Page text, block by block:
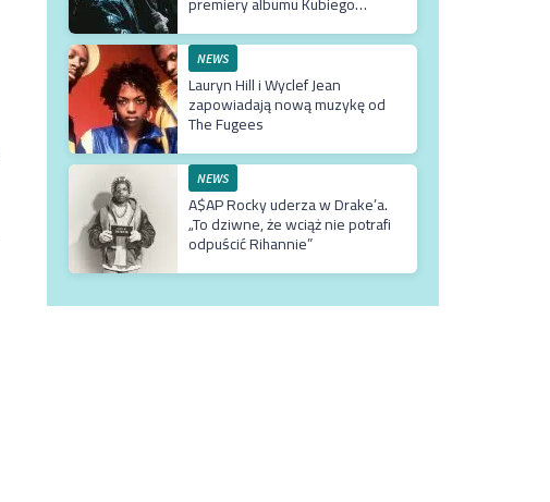
NEWS
Lauryn Hill i Wyclef Jean
zapowiadają nową muzykę od
The Fugees
NEWS
A$AP Rocky uderza w Drake’a.
„To dziwne, że wciąż nie potrafi
odpuścić Rihannie”